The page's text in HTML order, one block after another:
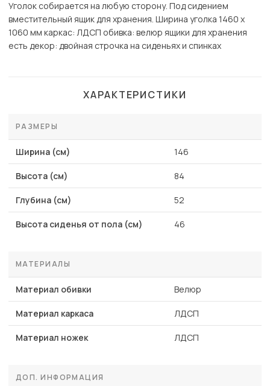
Уголок собирается на любую сторону. Под сидением
вместительный ящик для хранения. Ширина уголка 1460 х
1060 мм каркас: ЛДСП обивка: велюр ящики для хранения
есть декор: двойная строчка на сиденьях и спинках
ХАРАКТЕРИСТИКИ
РАЗМЕРЫ
Ширина (см) 146
Высота (см) 84
Глубина (см) 52
Высота сиденья от пола (см) 46
МАТЕРИАЛЫ
Материал обивки Велюр
Материал каркаса ЛДСП
Материал ножек ЛДСП
ДОП. ИНФОРМАЦИЯ